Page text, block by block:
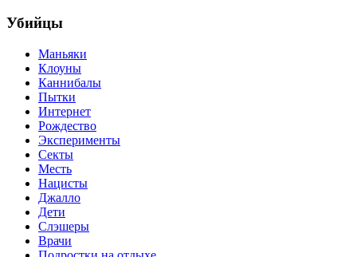
Убийцы
Маньяки
Клоуны
Каннибалы
Пытки
Интернет
Рождество
Эксперименты
Секты
Месть
Нацисты
Джалло
Дети
Слэшеры
Врачи